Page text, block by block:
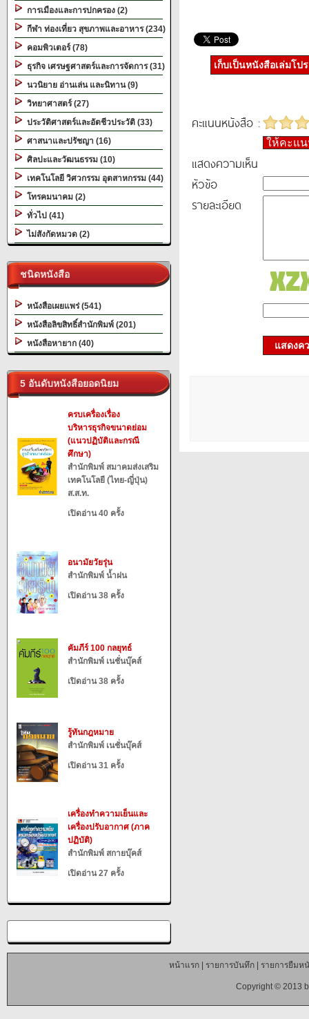
การเมืองและการปกครอง (2)
กีฬา ท่องเที่ยว สุขภาพและอาหาร (234)
คอมพิวเตอร์ (78)
ธุรกิจ เศรษฐศาสตร์และการจัดการ (31)
นวนิยาย อ่านเล่น และนิทาน (9)
วิทยาศาสตร์ (27)
ประวัติศาสตร์และอัตชีวประวัติ (33)
ศาสนาและปรัชญา (16)
ศิลปะและวัฒนธรรม (10)
เทคโนโลยี วิศวกรรม อุตสาหกรรม (44)
โทรคมนาคม (2)
ทั่วไป (41)
ไม่สังกัดหมวด (2)
ชนิดหนังสือ
หนังสือเผยแพร่ (541)
หนังสือลิขสิทธิ์สำนักพิมพ์ (201)
หนังสือหายาก (40)
5 อันดับหนังสือยอดนิยม
ครบเครื่องเรื่อง
บริหารธุรกิจขนาดย่อม
(แนวปฏิบัติและกรณี
ศึกษา)
สำนักพิมพ์ สมาคมส่งเสริม
เทคโนโลยี (ไทย-ญี่ปุ่น)
ส.ส.ท.
เปิดอ่าน 40 ครั้ง
อนามัยวัยรุ่น
สำนักพิมพ์ น้ำฝน
เปิดอ่าน 38 ครั้ง
คัมภีร์ 100 กลยุทธ์
สำนักพิมพ์ เนชั่นบุ๊คส์
เปิดอ่าน 38 ครั้ง
รู้ทันกฎหมาย
สำนักพิมพ์ เนชั่นบุ๊คส์
เปิดอ่าน 31 ครั้ง
เครื่องทำความเย็นและ
เครื่องปรับอากาศ (ภาค
ปฏิบัติ)
สำนักพิมพ์ สกายบุ๊คส์
เปิดอ่าน 27 ครั้ง
เก็บเป็นหนังสือเล่มโป
คะแนนหนังสือ :
ให้คะแ
แสดงความเห็น
หัวข้อ
รายละเอียด
แสดงค
หน้าแรก| รายการบันทึก| รายการยืมห
Copyright © 2013